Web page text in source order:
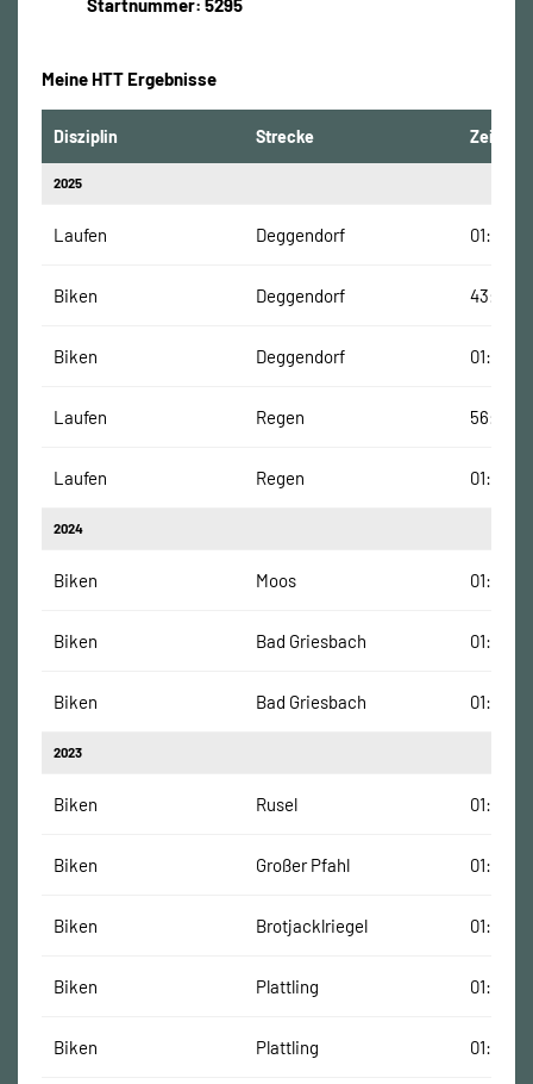
Startnummer: 5295
Meine HTT Ergebnisse
Disziplin Strecke Zeit
2025
Laufen Deggendorf
Biken Deggendorf 43:22
Biken Deggendorf
Laufen Regen 56:11
Laufen Regen
2024
Biken Moos
Biken Bad Griesbach
Biken Bad Griesbach
2023
Biken Rusel
Biken Großer Pfahl
Biken Brotjacklriegel
Biken Plattling
Biken Plattling